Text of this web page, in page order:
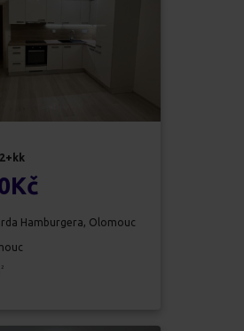
2+kk
Kč
Hamburgera, Olomouc
2